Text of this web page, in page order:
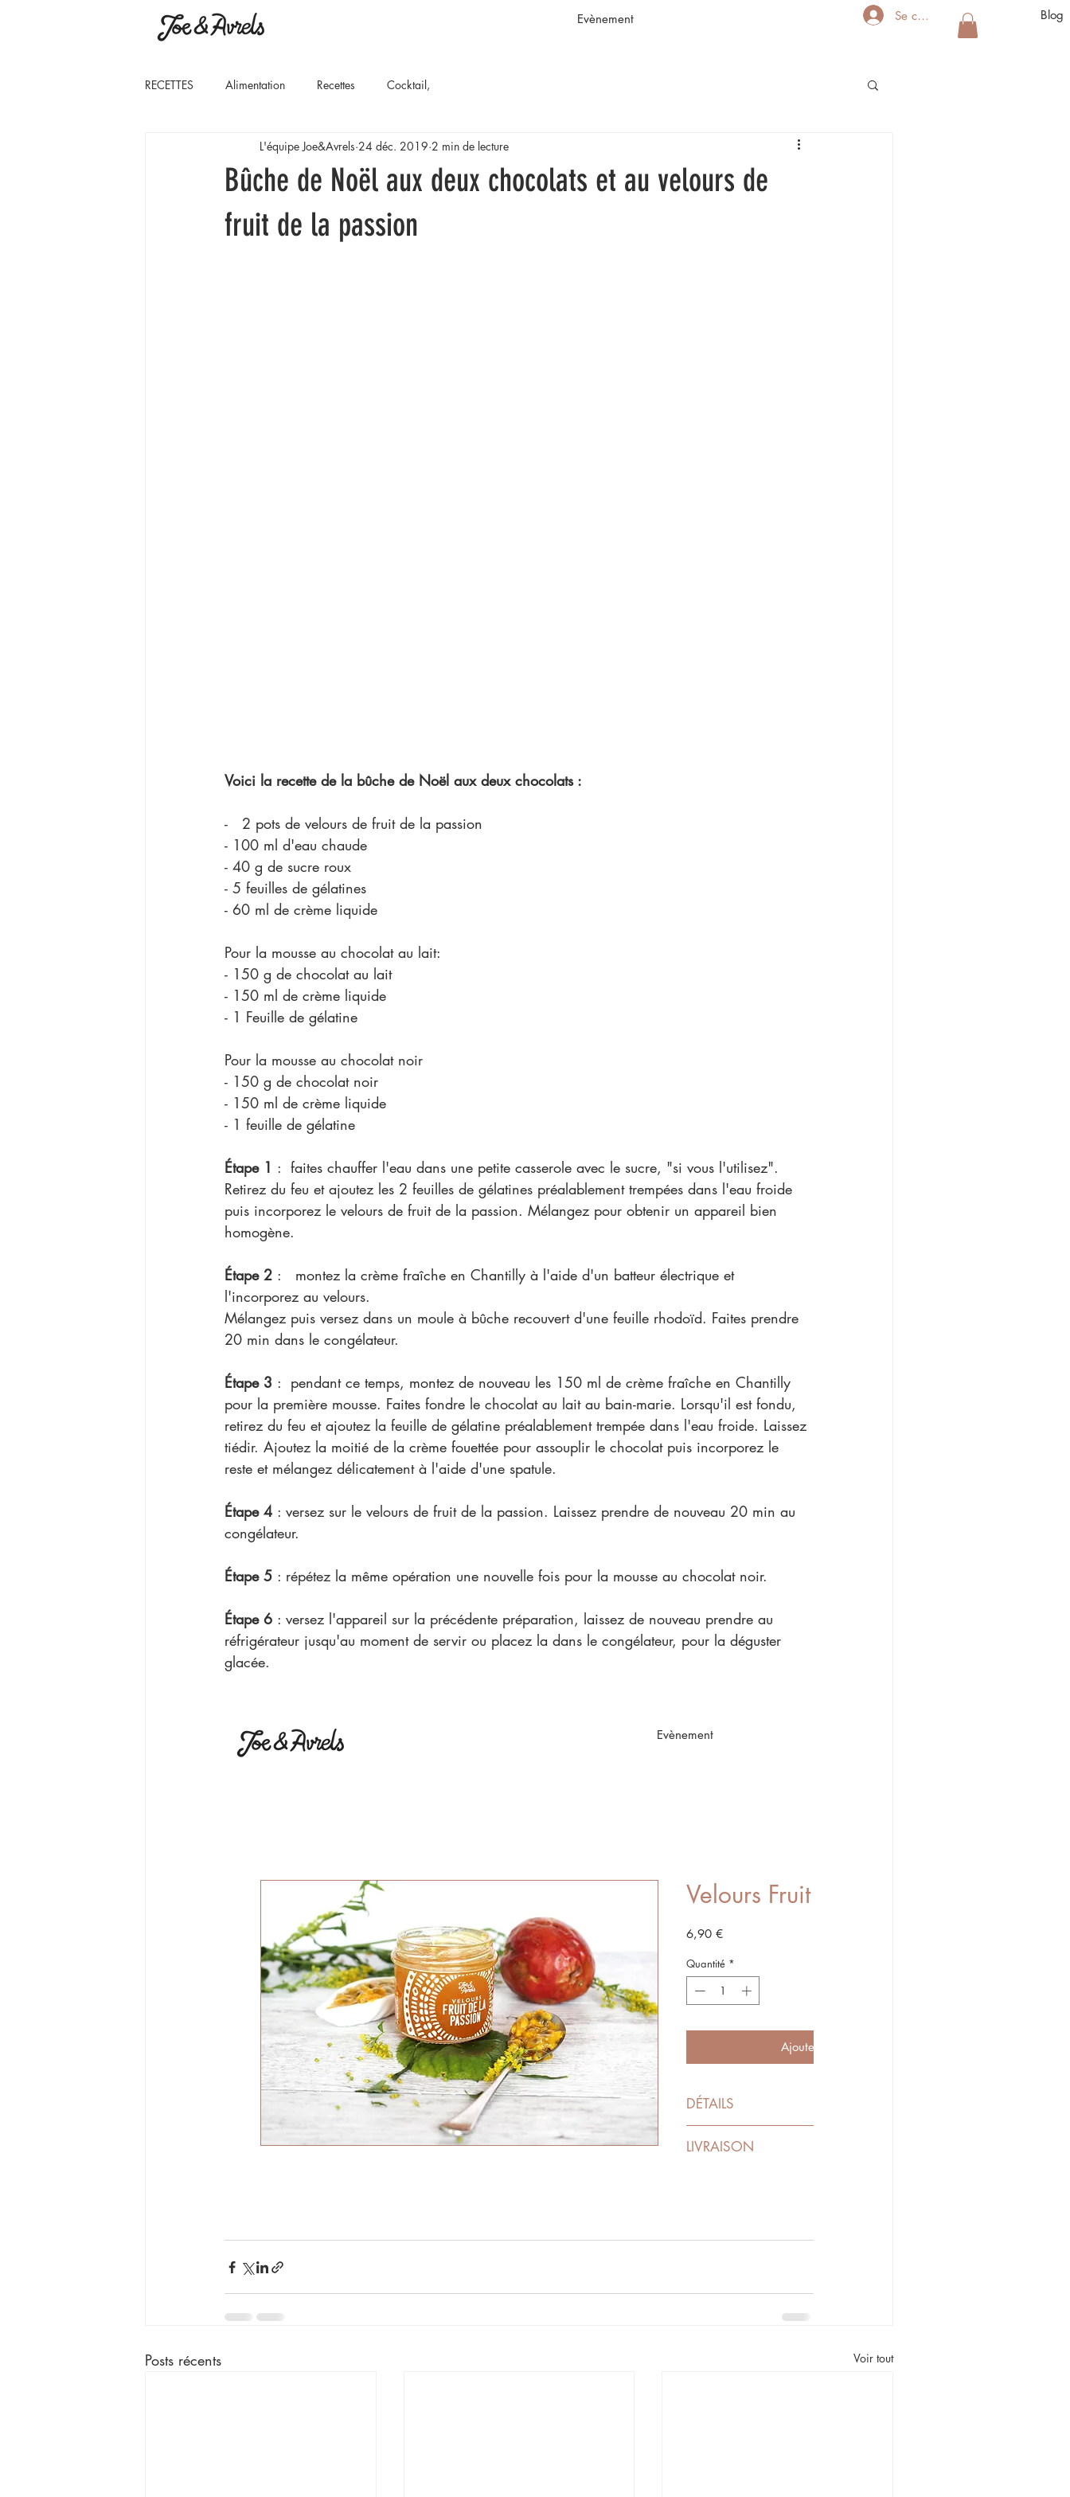
Evènement Se connecter Blog
RECETTES Alimentation Recettes Cocktail,
Bûche de Noël aux deux chocolats et au velours de
fruit de la passion
L'équipe Joe&Avrels 24 déc. 2019 2 min de lecture
Voici la recette de la bûche de Noël aux deux chocolats :
-   2 pots de velours de fruit de la passion
- 100 ml d'eau chaude
- 40 g de sucre roux
- 5 feuilles de gélatines
- 60 ml de crème liquide
Pour la mousse au chocolat au lait:
- 150 g de chocolat au lait
- 150 ml de crème liquide
- 1 Feuille de gélatine
Pour la mousse au chocolat noir
- 150 g de chocolat noir
- 150 ml de crème liquide
- 1 feuille de gélatine
Étape 1 :  faites chauffer l'eau dans une petite casserole avec le sucre, "si vous l'utilisez".
Retirez du feu et ajoutez les 2 feuilles de gélatines préalablement trempées dans l'eau froide
puis incorporez le velours de fruit de la passion. Mélangez pour obtenir un appareil bien
homogène.
Étape 2 :   montez la crème fraîche en Chantilly à l'aide d'un batteur électrique et
l'incorporez au velours.
Mélangez puis versez dans un moule à bûche recouvert d'une feuille rhodoïd. Faites prendre
20 min dans le congélateur.
Étape 3 :  pendant ce temps, montez de nouveau les 150 ml de crème fraîche en Chantilly
pour la première mousse. Faites fondre le chocolat au lait au bain-marie. Lorsqu'il est fondu,
retirez du feu et ajoutez la feuille de gélatine préalablement trempée dans l'eau froide. Laissez
tiédir. Ajoutez la moitié de la crème fouettée pour assouplir le chocolat puis incorporez le
reste et mélangez délicatement à l'aide d'une spatule.
Étape 4 : versez sur le velours de fruit de la passion. Laissez prendre de nouveau 20 min au
congélateur.
Étape 5 : répétez la même opération une nouvelle fois pour la mousse au chocolat noir.
Étape 6 : versez l'appareil sur la précédente préparation, laissez de nouveau prendre au
réfrigérateur jusqu'au moment de servir ou placez la dans le congélateur, pour la déguster
glacée.
Posts récents Voir tout